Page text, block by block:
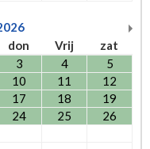
don Vrij
zat
3 4
5
10 11
12
17 18
19
24 25
26